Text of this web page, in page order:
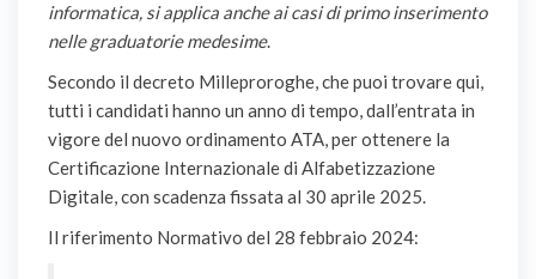
informatica, si applica anche ai casi di primo inserimento
nelle graduatorie medesime.
Secondo il decreto Milleproroghe, che puoi trovare qui,
tutti i candidati hanno un anno di tempo, dall’entrata in
vigore del nuovo ordinamento ATA, per ottenere la
Certificazione Internazionale di Alfabetizzazione
Digitale, con scadenza fissata al 30 aprile 2025.
Il riferimento Normativo del 28 febbraio 2024: